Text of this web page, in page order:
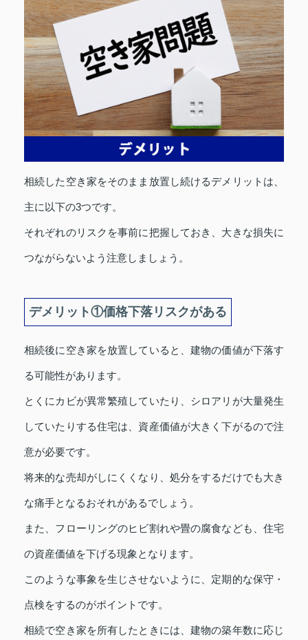
相続した空き家をそのまま放置し続けるデメリットは、
主に以下の3つです。
それぞれのリスクを事前に把握しておき、大きな損失に
つながらないよう注意しましょう。
デメリット①価格下落リスクがある
相続後に空き家を放置していると、建物の価値が下落す
る可能性があります。
とくにカビが異常繁殖していたり、シロアリが大量発生
していたりする住宅は、資産価値が大きく下がるので注
意が必要です。
将来的な売却がしにくくなり、処分をするだけでも大き
な痛手となるおそれがあるでしょう。
また、フローリングのヒビ割れや畳の腐食なども、住宅
の資産価値を下げる現象となります。
このような事象を生じさせないように、定期的な保守・
点検をするのがポイントです。
相続で空き家を所有したときには、建物の築年数に応じ